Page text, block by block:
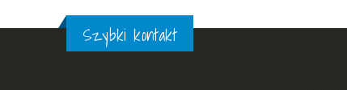
Szybki kontakt